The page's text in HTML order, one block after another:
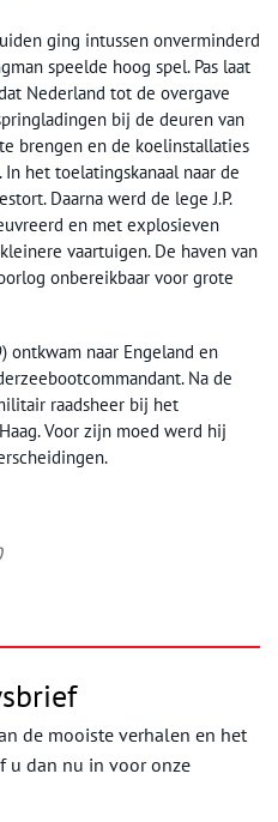
ging intussen onverminderd
speelde hoog spel. Pas laat
Nederland tot de overgave
bij de deuren van
brengen en de koelinstallaties
het toelatingskanaal naar de
Daarna werd de lege J.P.
en met explosieven
vaartuigen. De haven van
onbereikbaar voor grote
ontkwam naar Engeland en
Na de
raadsheer bij het
Voor zijn moed werd hij
de mooiste verhalen en het
u dan nu in voor onze